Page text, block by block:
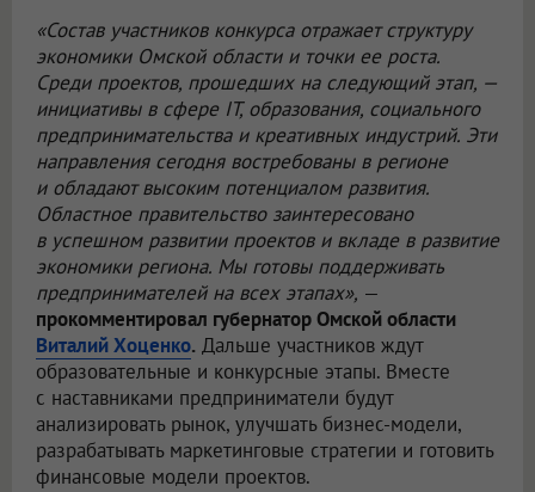
«Состав участников конкурса отражает структуру
экономики Омской области и точки ее роста.
Среди проектов, прошедших на следующий этап, —
инициативы в сфере IT, образования, социального
предпринимательства и креативных индустрий. Эти
направления сегодня востребованы в регионе
и обладают высоким потенциалом развития.
Областное правительство заинтересовано
в успешном развитии проектов и вкладе в развитие
экономики региона. Мы готовы поддерживать
предпринимателей на всех этапах», —
прокомментировал губернатор Омской области
Виталий Хоценко. Дальше участников ждут
образовательные и конкурсные этапы. Вместе
с наставниками предприниматели будут
анализировать рынок, улучшать бизнес-модели,
разрабатывать маркетинговые стратегии и готовить
финансовые модели проектов.